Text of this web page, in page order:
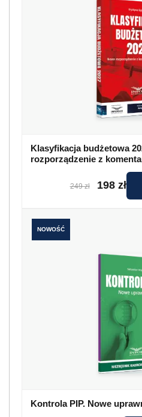
Klasyfikacja budżetowa
rozporządzenie z
249 zł 198 zł
NOWOŚĆ
Kontrola PIP. Nowe